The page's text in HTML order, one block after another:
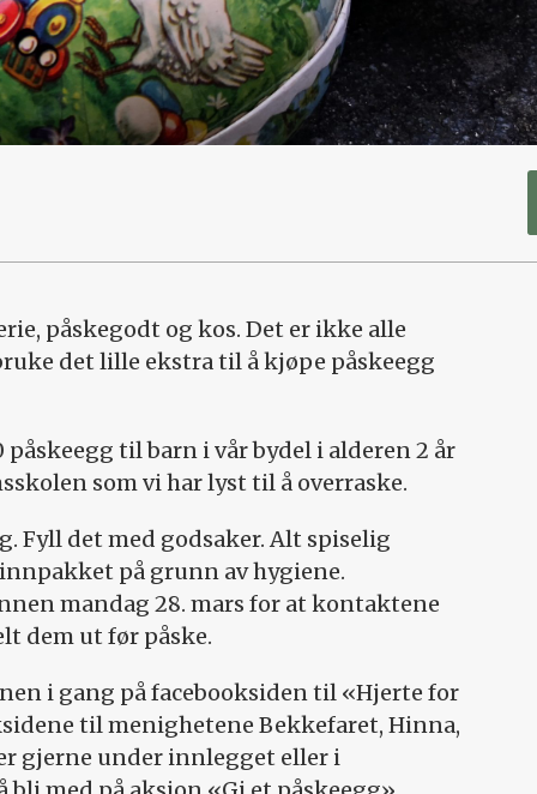
påskegodt og kos. Det er ikke alle
det lille ekstra til å kjøpe påskeegg
til barn i vår bydel i alderen 2 år
som vi har lyst til å overraske.
Fyll det med godsaker. Alt spiselig
på grunn av hygiene.
mandag 28. mars for at kontaktene
dem ut før påske.
i gang på facebooksiden til «Hjerte for
til menighetene Bekkefaret, Hinna,
gjerne under innlegget eller i